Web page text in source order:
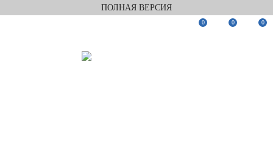
ПОЛНАЯ ВЕРСИЯ
0 0 0